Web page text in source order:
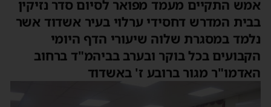
אמש התקיים מעמד מפואר לסיום סדר נזיקין
בבית המדרש דחסידי ערלוי בעיר אשדוד אשר
נלמד במסגרת שלוה שיעורי הדף היומי
הקבועים בכל בוקר ובערב בביהמ"ד ברחוב
האדמו"ר מגור ברובע ז' באשדוד